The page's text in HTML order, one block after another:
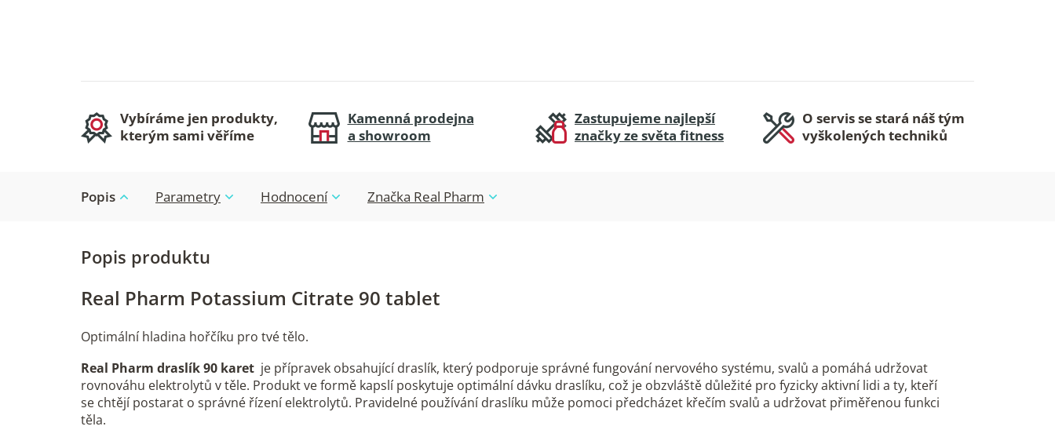
Vybíráme jen produkty,
kterým sami věříme
Kamenná prodejna
a showroom
Zastupujeme najlepší
značky ze světa fitness
O servis se stará náš tým
vyškolených techniků
Popis Parametry Hodnocení Značka Real Pharm
Real Pharm Potassium Citrate 90 tablet
Optimální hladina hořčíku pro tvé tělo.
Real Pharm draslík 90 karet je přípravek obsahující draslík, který podporuje správné fungování nervového systému, svalů a pomáhá udržovat
rovnováhu elektrolytů v těle. Produkt ve formě kapslí poskytuje optimální dávku draslíku, což je obzvláště důležité pro fyzicky aktivní lidi a ty, kteří
se chtějí postarat o správné řízení elektrolytů. Pravidelné používání draslíku může pomoci předcházet křečím svalů a udržovat přiměřenou funkci
těla.